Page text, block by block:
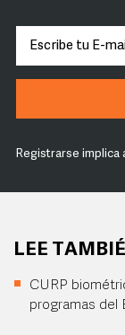
Registrarse implica
LEE
CURP
programas del